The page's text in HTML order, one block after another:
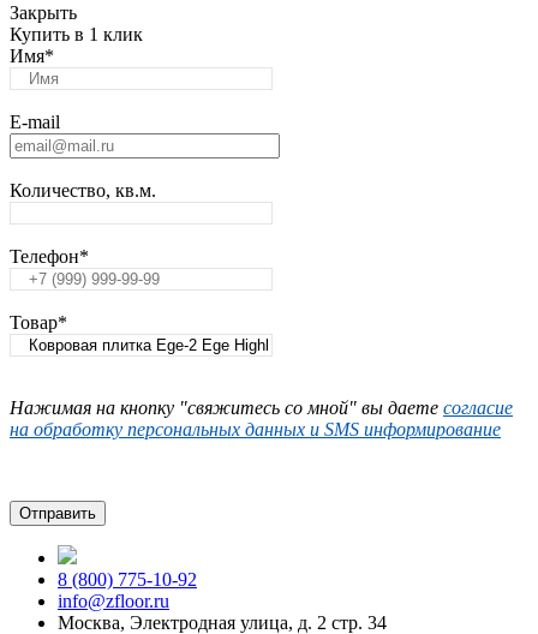
Закрыть
Купить в 1 клик
Имя*
E-mail
Количество, кв.м.
Телефон*
Товар*
Нажимая на кнопку "свяжитесь со мной" вы даете согласие
на обработку персональных данных и SMS информирование
8 (800) 775-10-92
info@zfloor.ru
Москва, Электродная улица, д. 2 стр. 34